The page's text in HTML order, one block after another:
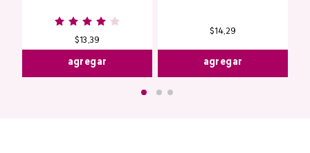
$13,39
agregar
$14,29
agregar